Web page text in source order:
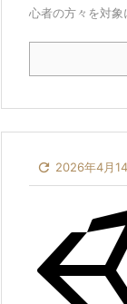
心者の方々を対象
 2026年4月